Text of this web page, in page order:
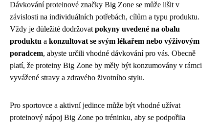
Dávkování proteinové značky Big Zone se může lišit v
závislosti na individuálních potřebách, cílům a typu produktu.
Vždy je důležité dodržovat pokyny uvedené na obalu
produktu a konzultovat se svým lékařem nebo výživovým
poradcem, abyste určili vhodné dávkování pro vás. Obecně
platí, že proteiny Big Zone by měly být konzumovány v rámci
vyvážené stravy a zdravého životního stylu.
Pro sportovce a aktivní jedince může být vhodné užívat
proteinový nápoj Big Zone po tréninku, aby se podpořila